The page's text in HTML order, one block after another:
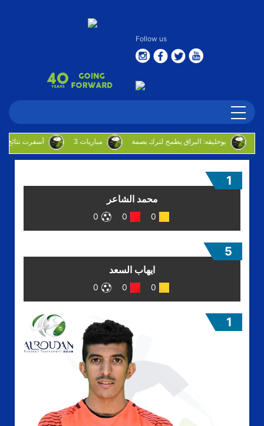
Follow us
أسفرت نتائج اليوم الافتتاحي للدوره الروضان 3 مباريات بوحليقه: البراق يطمح لترك بصمة
محمد الشاعر
0
0
0
1
ايهاب السعد
0
0
0
5
1